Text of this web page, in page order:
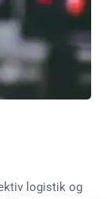
logistik og